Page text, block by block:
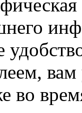
вам
во